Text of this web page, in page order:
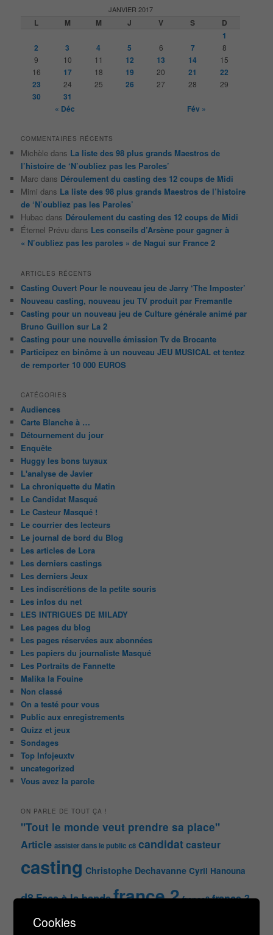
JANVIER 2017
L M M J V S
D
1
2
3 4 5 6 7
8
9
10 11 12 13 14
15
16
17 18 19 20 21
22
23
24 25 26 27 28 29
30
31
« Déc
Fév »
COMMENTAIRES RÉCENTS
Michèle dans La liste des 98 plus grands Maestros de
l’histoire de ‘N’oubliez pas les Paroles’
Marc dans Déroulement du casting des 12 coups de Midi
Mimi dans La liste des 98 plus grands Maestros de l’histoire
de ‘N’oubliez pas les Paroles’
Hubac dans Déroulement du casting des 12 coups de Midi
Éternel Prévu dans Les conseils d’Arsène pour gagner à
« N’oubliez pas les paroles » de Nagui sur France 2
ARTICLES RÉCENTS
Casting Ouvert Pour le nouveau jeu de Jarry ‘The Imposter’
Nouveau casting, nouveau jeu TV produit par Fremantle
Casting pour un nouveau jeu de Culture générale animé par
Bruno Guillon sur La 2
Casting pour une nouvelle émission Tv de Brocante
Participez en binôme à un nouveau JEU MUSICAL et tentez
de remporter 10 000 EUROS
CATÉGORIES
Audiences
Carte Blanche à …
Détournement du jour
Enquête
Huggy les bons tuyaux
L'analyse de Javier
La chroniquette du Matin
Le Candidat Masqué
Le Casteur Masqué !
Le courrier des lecteurs
Le journal de bord du Blog
Les articles de Lora
Les derniers castings
Les derniers Jeux
Les indiscrétions de la petite souris
Les infos du net
LES INTRIGUES DE MILADY
Les pages du blog
Les pages réservées aux abonnées
Les papiers du journaliste Masqué
Les Portraits de Fannette
Malika la Fouine
Non classé
On a testé pour vous
Public aux enregistrements
Quizz et jeux
Sondages
Top Infojeuxtv
uncategorized
Vous avez la parole
ON PARLE DE TOUT ÇA !
"Tout le monde veut prendre sa place"
Article assister dans le public c8 candidatcasteur
casting Christophe Dechavanne Cyril Hanouna
d8Face à la bandefrance 2 france2 france 3
indiscrétions
Cookies